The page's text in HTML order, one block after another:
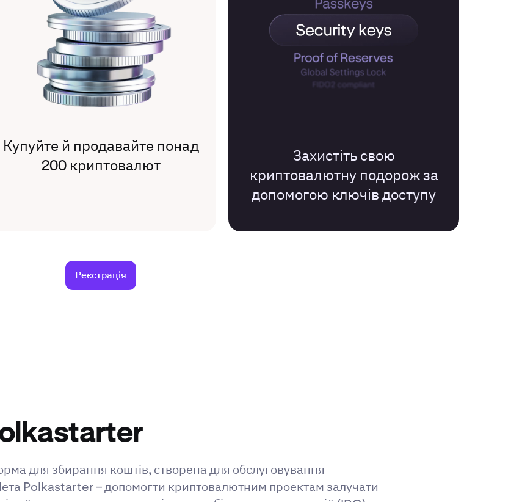
Купуйте й продавайте понад
200 криптовалют
Захистіть свою
криптовалютну подорож за
допомогою ключів доступу
Реєстрація
для збирання коштів, створена для обслуговування
Polkastarter – допомогти криптовалютним проектам залучати